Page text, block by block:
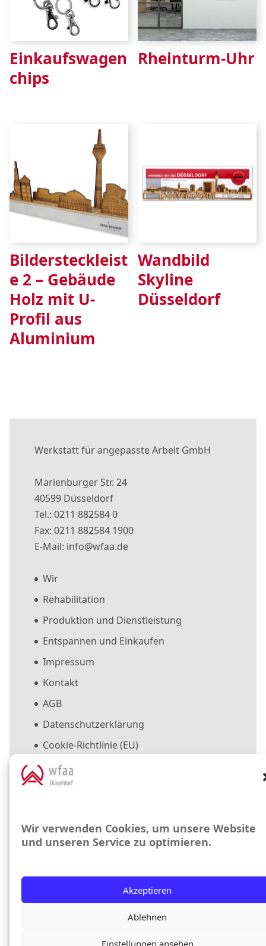
Wir verwenden Cookies, um unsere Website
und unseren Service zu optimieren.
Akzeptieren
Ablehnen
Einstellungen ansehen
Einkaufswagen
chips
Rheinturm-Uhr
Bildersteckleist
e 2 – Gebäude
Holz mit U-
Profil aus
Aluminium
Wandbild
Skyline
Düsseldorf
Werkstatt für angepasste Arbeit GmbH
Marienburger Str. 24
40599 Düsseldorf
Tel.: 0211 882584 0
Fax: 0211 882584 1900
E-Mail: info@wfaa.de
Wir
Rehabilitation
Produktion und Dienstleistung
Entspannen und Einkaufen
Impressum
Kontakt
AGB
Datenschutzerklärung
Cookie-Richtlinie (EU)
Suche
nach:
Alle Rechte vorbehalten